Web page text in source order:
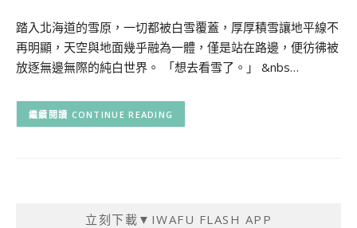
踏入北海道的雪原，一切都被白雪覆蓋，厚厚積雪讓地平線不
再明顯，天空與地面幾乎融為一體，僅是站在路邊，便彷彿被
放逐無邊無際的純白世界。 「想去看雪了。」 &nbs…
CONTINUE READING
立刻下載▼IWAFU FLASH APP